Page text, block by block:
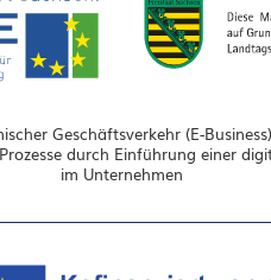
Geschäftsverkehr (E-
durch Einführung einer
im Unternehmen